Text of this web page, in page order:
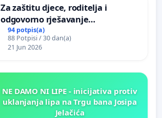
Za zaštitu djece, roditelja i
odgovorno rješavanje
maloljetničkog nasilja
94 potpis(a)
88 Potpisi / 30 dan(a)
21 Jun 2026
NE DAMO NI LIPE - inicijativa protiv
uklanjanja lipa na Trgu bana Josipa
Jelačića